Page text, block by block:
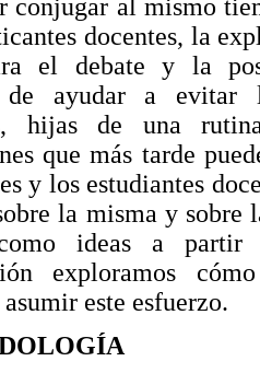
conjugar al mismo
docentes, la
el debate y la
de ayudar a evitar
hijas de una
que más tarde
y los estudiantes
la misma y sobre
ideas a partir
exploramos
este esfuerzo.